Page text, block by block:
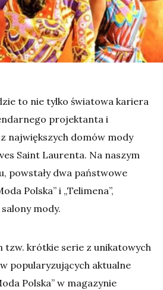
to nie tylko światowa kariera
projektanta i
największych domów mody
Saint Laurenta. Na naszym
powstały dwa państwowe
Polska” i „Telimena”,
mody.
tzw. krótkie serie z unikatowych
popularyzujących aktualne
Polska” w magazynie